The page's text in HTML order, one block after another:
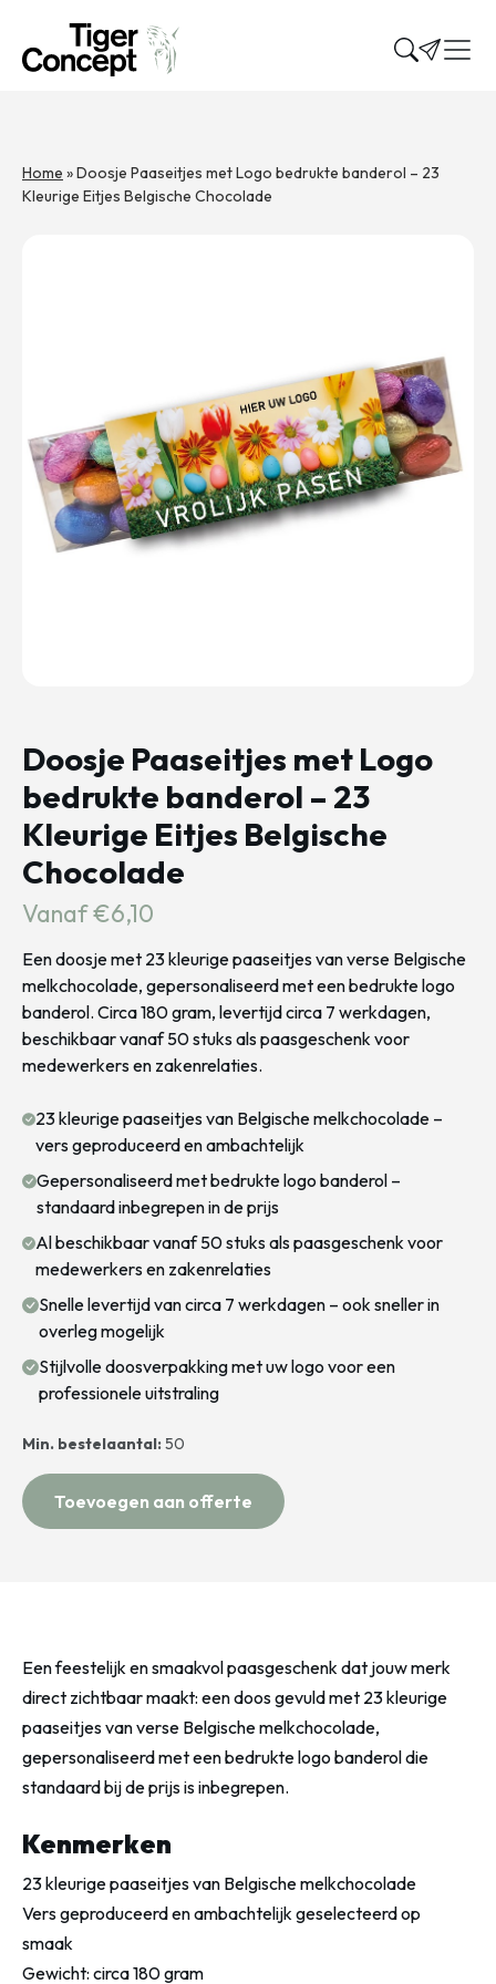
Home »Doosje Paaseitjes met Logo bedrukte banderol – 23
Kleurige Eitjes Belgische Chocolade
Doosje Paaseitjes met Logo
bedrukte banderol – 23
Kleurige Eitjes Belgische
Chocolade
Vanaf €6,10
Een doosje met 23 kleurige paaseitjes van verse Belgische
melkchocolade, gepersonaliseerd met een bedrukte logo
banderol. Circa 180 gram, levertijd circa 7 werkdagen,
beschikbaar vanaf 50 stuks als paasgeschenk voor
medewerkers en zakenrelaties.
23 kleurige paaseitjes van Belgische melkchocolade –
vers geproduceerd en ambachtelijk
Gepersonaliseerd met bedrukte logo banderol –
standaard inbegrepen in de prijs
Al beschikbaar vanaf 50 stuks als paasgeschenk voor
medewerkers en zakenrelaties
Snelle levertijd van circa 7 werkdagen – ook sneller in
overleg mogelijk
Stijlvolle doosverpakking met uw logo voor een
professionele uitstraling
Min. bestelaantal:50
Toevoegen aan offerte
Een feestelijk en smaakvol paasgeschenk dat jouw merk
direct zichtbaar maakt: een doos gevuld met 23 kleurige
paaseitjes van verse Belgische melkchocolade,
gepersonaliseerd met een bedrukte logo banderol die
standaard bij de prijs is inbegrepen.
Kenmerken
23 kleurige paaseitjes van Belgische melkchocolade
Vers geproduceerd en ambachtelijk geselecteerd op
smaak
Gewicht: circa 180 gram